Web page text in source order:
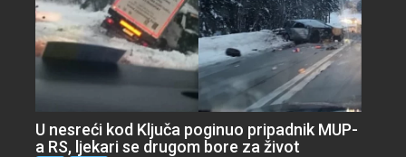
U nesreći kod Ključa poginuo pripadnik MUP-
a RS, ljekari se drugom bore za život